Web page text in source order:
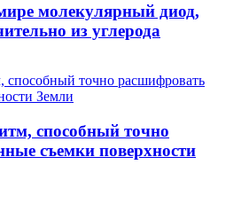
молекулярный диод,
из углерода
способный точно
съемки поверхности